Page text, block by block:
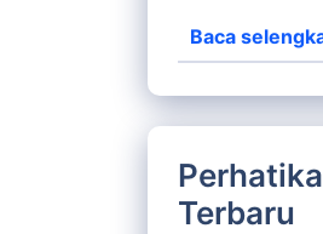
Baca
Terbaru